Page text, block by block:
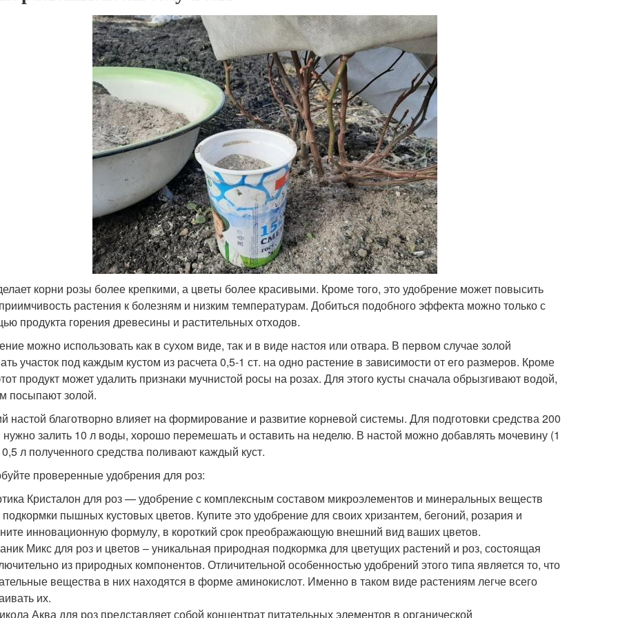
корни розы более крепкими, а цветы более красивыми. Кроме того, это удобрение может повысить
растения к болезням и низким температурам. Добиться подобного эффекта можно только с
продукта горения древесины и растительных отходов.
можно использовать как в сухом виде, так и в виде настоя или отвара. В первом случае золой
участок под каждым кустом из расчета 0,5-1 ст. на одно растение в зависимости от его размеров. Кроме
продукт может удалить признаки мучнистой росы на розах. Для этого кусты сначала обрызгивают водой,
посыпают золой.
настой благотворно влияет на формирование и развитие корневой системы. Для подготовки средства 200
нужно залить 10 л воды, хорошо перемешать и оставить на неделю. В настой можно добавлять мочевину (1
0,5 л полученного средства поливают каждый куст.
проверенные удобрения для роз:
Кристалон для роз — удобрение с комплексным составом микроэлементов и минеральных веществ
пышных кустовых цветов. Купите это удобрение для своих хризантем, бегоний, розария и
инновационную формулу, в короткий срок преображающую внешний вид ваших цветов.
Микс для роз и цветов – уникальная природная подкормка для цветущих растений и роз, состоящая
из природных компонентов. Отличительной особенностью удобрений этого типа является то, что
вещества в них находятся в форме аминокислот. Именно в таком виде растениям легче всего
их.
Аква для роз представляет собой концентрат питательных элементов в органической